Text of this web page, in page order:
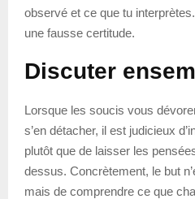
observé et ce que tu
une fausse certitude.
Discuter
Lorsque les soucis vous
s’en détacher, il est judicieux
plutôt que de laisser les
dessus. Concrètement, le but
mais de comprendre ce que